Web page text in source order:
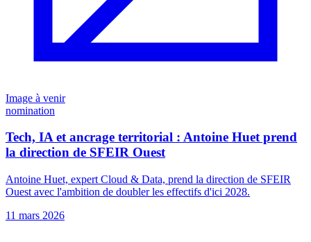
Image à venir
nomination
Tech, IA et ancrage territorial : Antoine Huet prend
la direction de SFEIR Ouest
Antoine Huet, expert Cloud & Data, prend la direction de SFEIR
Ouest avec l'ambition de doubler les effectifs d'ici 2028.
11 mars 2026